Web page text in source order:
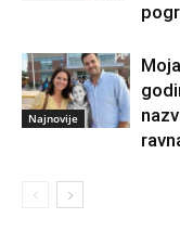
Najnovije